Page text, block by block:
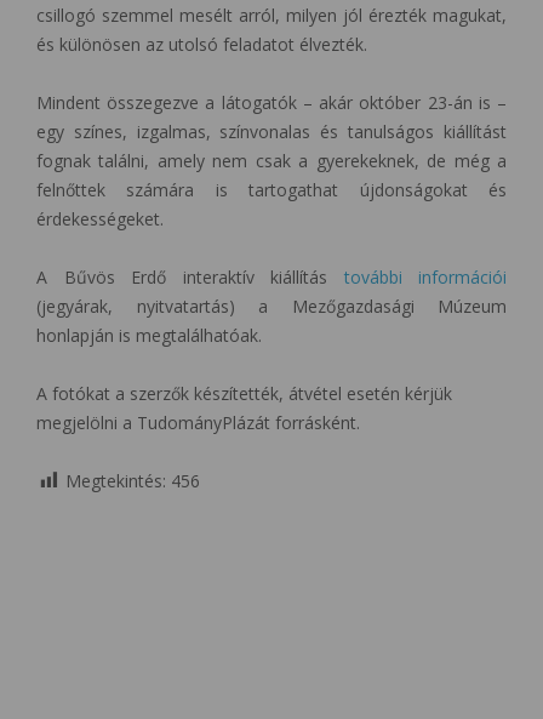
csillogó szemmel mesélt arról, milyen jól érezték magukat,
és különösen az utolsó feladatot élvezték.
Mindent összegezve a látogatók – akár október 23-án is –
egy színes, izgalmas, színvonalas és tanulságos kiállítást
fognak találni, amely nem csak a gyerekeknek, de még a
felnőttek számára is tartogathat újdonságokat és
érdekességeket.
A Bűvös Erdő interaktív kiállítás további információi
(jegyárak, nyitvatartás) a Mezőgazdasági Múzeum
honlapján is megtalálhatóak.
A fotókat a szerzők készítették, átvétel esetén kérjük
megjelölni a TudományPlázát forrásként.
Megtekintés: 456